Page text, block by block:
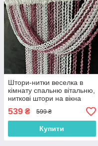
Штори-нитки веселка в
кімнату спальню вітальню,
ниткові штори на вікна
кухні Рожево-біло-
малинові (NS-210)
539 ₴ 599 ₴
Купити